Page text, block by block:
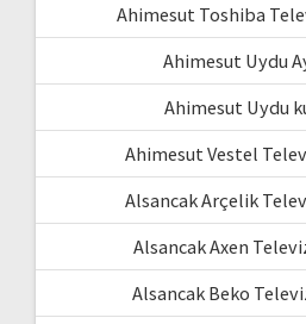
Ahimesut Toshiba
Ahimesut Uydu
Ahimesut Uydu
Ahimesut Vestel
Alsancak Arçelik
Alsancak Axen
Alsancak Beko